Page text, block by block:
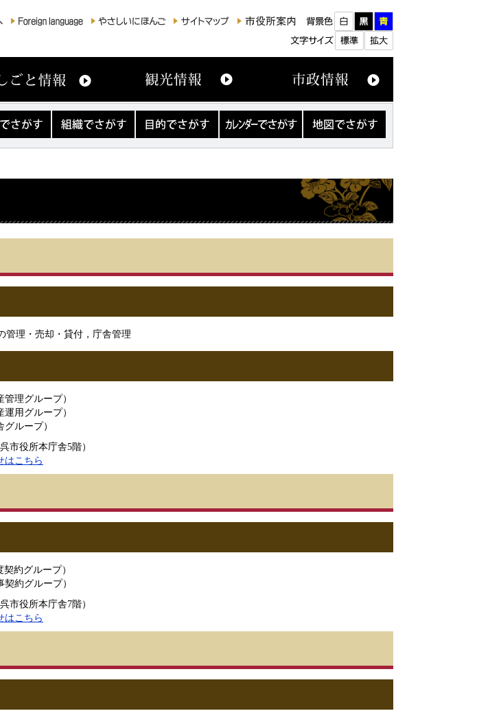
織
す
す
レ
で
す
図
す
管理・売却・貸付，庁舎管理
管理グループ）
運用グループ）
グループ）
市役所本庁舎5階）
はこちら
契約グループ）
契約グループ）
市役所本庁舎7階）
はこちら